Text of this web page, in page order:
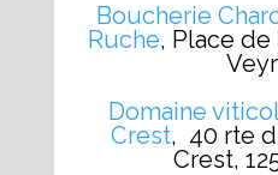
Boucherie
Ruche, Place de
Domaine
Crest, 40 rte
Crest,